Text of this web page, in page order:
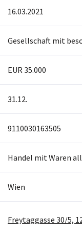
16.03.2021
Gesellschaft mit
EUR 35.000
31.12.
9110030163505
Handel mit Waren
Wien
Freytaggasse 30/5,